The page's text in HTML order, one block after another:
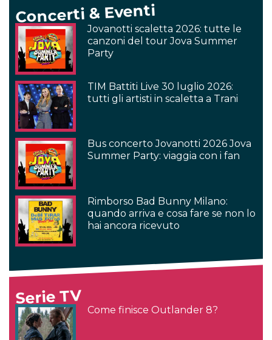
Concerti & Eventi
Jovanotti scaletta 2026: tutte le
canzoni del tour Jova Summer
Party
TIM Battiti Live 30 luglio 2026:
tutti gli artisti in scaletta a Trani
Bus concerto Jovanotti 2026 Jova
Summer Party: viaggia con i fan
Rimborso Bad Bunny Milano:
quando arriva e cosa fare se non lo
hai ancora ricevuto
Serie TV
Come finisce Outlander 8?